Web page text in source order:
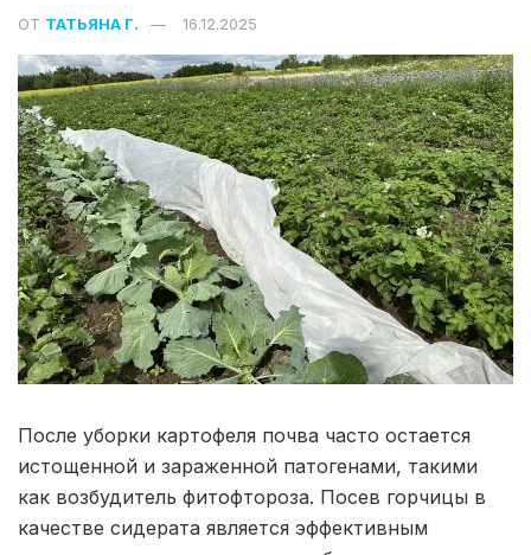
ОТ ТАТЬЯНА Г. 16.12.2025
После уборки картофеля почва часто остается
истощенной и зараженной патогенами, такими
как возбудитель фитофтороза. Посев горчицы в
качестве сидерата является эффективным